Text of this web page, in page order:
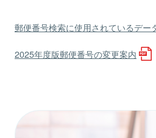
郵便番号検索に使用されているデー
2025年度版郵便番号の変更案内